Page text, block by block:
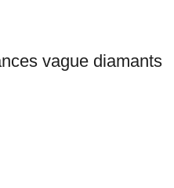
vague diamants